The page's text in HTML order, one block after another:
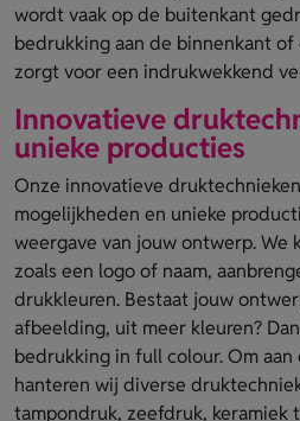
wordt vaak op de buitenkant
bedrukking aan de binnenkant
zorgt voor een indrukwekkend
Innovatieve
unieke producties
Onze innovatieve
mogelijkheden en unieke
weergave van jouw ontwerp. We
zoals een logo of naam,
drukkleuren. Bestaat jouw
afbeelding, uit meer kleuren?
bedrukking in full colour. Om
hanteren wij diverse
tampondruk, zeefdruk, keramiek